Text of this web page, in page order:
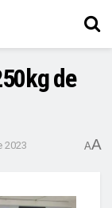
de
2023 AA